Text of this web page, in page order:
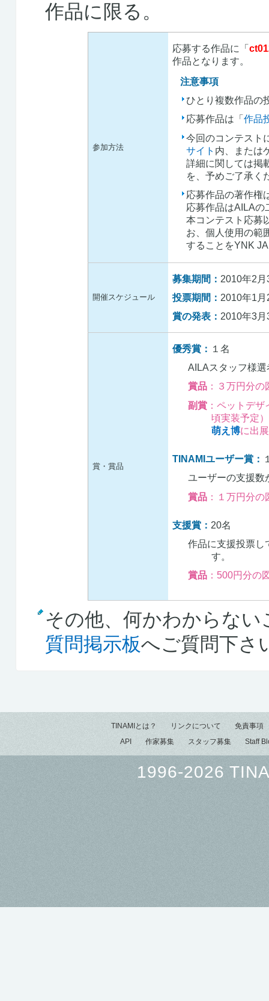
作品に限る。
参加方法
応募する作品に「
作品となります。
注意事項
ひとり複数作品の
応募作品は「 作品
今回のコンテスト
サイト 内、または
詳細に関しては掲
を、予めご了承く
応募作品の著作権
応募作品はAILAの
本コンテスト応募
お、個人使用の範
することをYNK
開催スケジュール
募集期間： 2010年2
投票期間： 2010年1
賞の発表： 2010年3
賞・賞品
優秀賞： １名
AILAスタッフ様
賞品 ：３万円分
副賞 ：ペットデ
頃実装予定）
萌え博に出
TINAMIユーザー賞：
ユーザーの支援数
賞品 ：１万円分
支援賞： 20名
作品に支援投票し
す。
賞品 ：500円分の
その他、何かわからな
質問掲示板へご質問下さ
TINAMIとは？ リンクについて
免責事項
API
作家募集 スタッフ募集 Staff
1996-2026